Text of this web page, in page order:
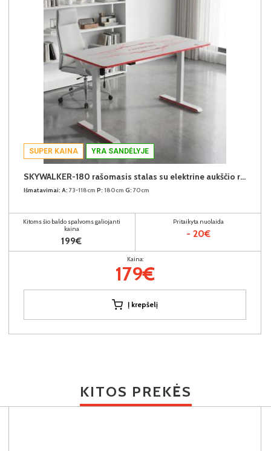
SUPER KAINA YRA SANDĖLYJE
SKYWALKER-180 rašomasis stalas su elektrine aukščio reguliavimo funkcija (Baltas)
Išmatavimai: A: 73-118cm P: 180cm G: 70cm
Kitoms šio baldo spalvoms galiojanti
kaina
199€
Pritaikyta nuolaida
- 20€
Kaina:
179€
Į krepšelį
KITOS PREKĖS